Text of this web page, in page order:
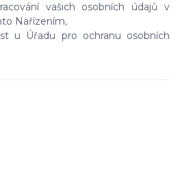
vašich osobních údajů v
Nařízením,
u Úřadu pro ochranu osobních